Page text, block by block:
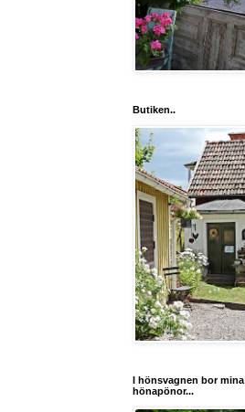
Butiken..
I hönsvagnen bor mina
hönapönor...